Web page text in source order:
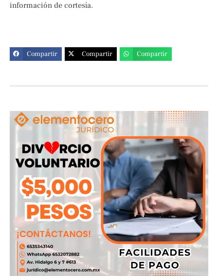
información de cortesía.
Compartir Compartir Compartir